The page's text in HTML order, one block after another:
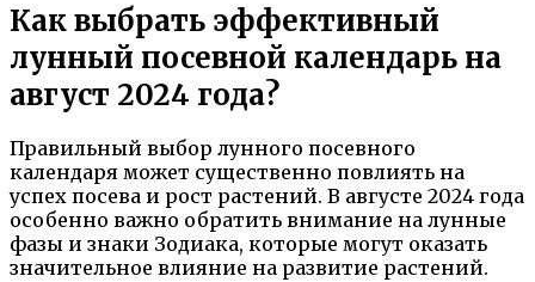
Как выбрать эффективный
лунный посевной календарь на
август 2024 года?
Правильный выбор лунного посевного
календаря может существенно повлиять на
успех посева и рост растений. В августе 2024 года
особенно важно обратить внимание на лунные
фазы и знаки Зодиака, которые могут оказать
значительное влияние на развитие растений.